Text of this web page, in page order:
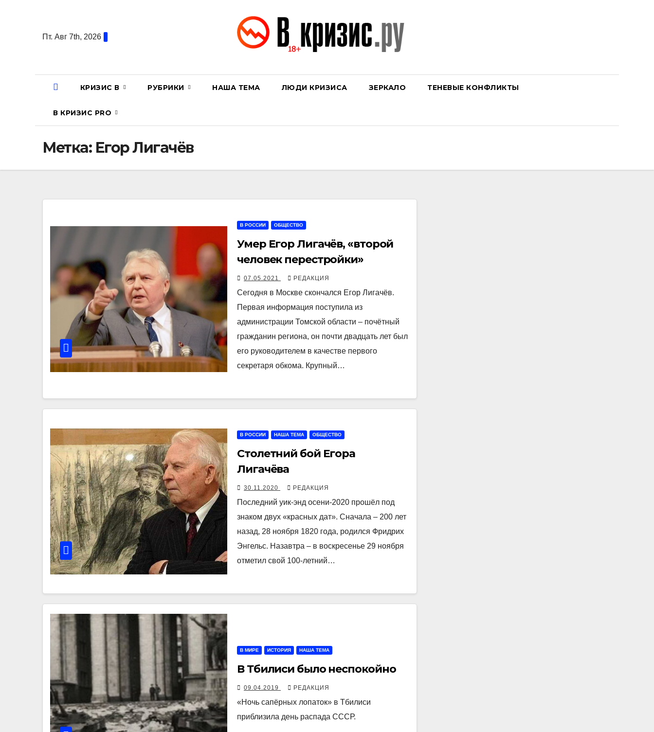
содержаниюПт. Авг 7th, 2026
КРИЗИС В РУБРИКИ НАША ТЕМА ЛЮДИ КРИЗИСА ЗЕРКАЛО ТЕНЕВЫЕ КОНФЛИКТЫ
В КРИЗИС PRO
Метка: Егор Лигачёв
В РОССИИ ОБЩЕСТВО
Умер Егор Лигачёв, «второй
человек перестройки»
07.05.2021 РЕДАКЦИЯ
Сегодня в Москве скончался Егор Лигачёв.
Первая информация поступила из
администрации Томской области – почётный
гражданин региона, он почти двадцать лет был
его руководителем в качестве первого
секретаря обкома. Крупный…
В РОССИИ НАША ТЕМА ОБЩЕСТВО
Столетний бой Егора
Лигачёва
30.11.2020 РЕДАКЦИЯ
Последний уик-энд осени-2020 прошёл под
знаком двух «красных дат». Сначала – 200 лет
назад, 28 ноября 1820 года, родился Фридрих
Энгельс. Назавтра – в воскресенье 29 ноября
отметил свой 100-летний…
В МИРЕ ИСТОРИЯ НАША ТЕМА
В Тбилиси было неспокойно
09.04.2019 РЕДАКЦИЯ
«Ночь сапёрных лопаток» в Тбилиси
приблизила день распада СССР.